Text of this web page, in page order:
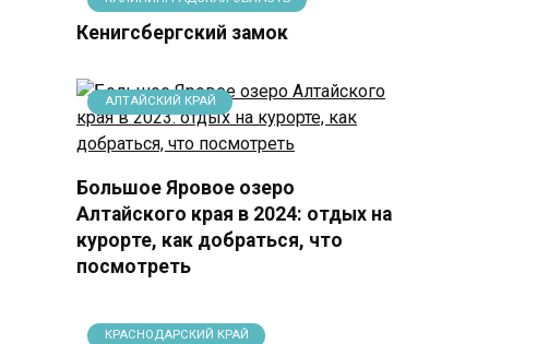
Кенигсбергский замок
АЛТАЙСКИЙ КРАЙ
Большое Яровое озеро
Алтайского края в 2024: отдых на
курорте, как добраться, что
посмотреть
КРАСНОДАРСКИЙ КРАЙ